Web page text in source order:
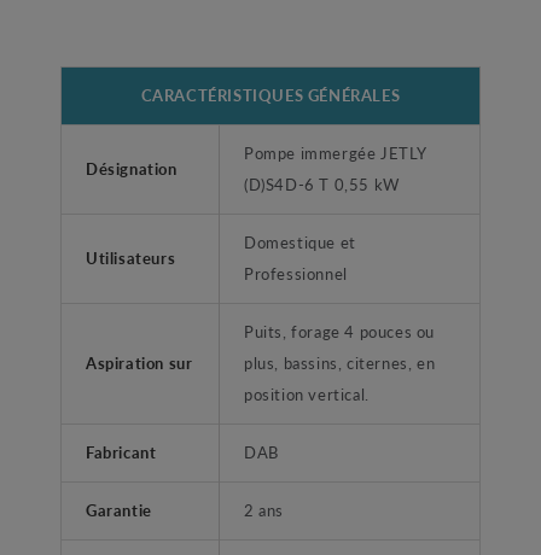
CARACTÉRISTIQUES GÉNÉRALES
Désignation
Pompe immergée JETLY
(D)S4D-6 T 0,55 kW
Utilisateurs
Domestique et
Professionnel
Aspiration sur
Puits, forage 4 pouces ou
plus, bassins, citernes, en
position vertical.
Fabricant DAB
Garantie 2 ans